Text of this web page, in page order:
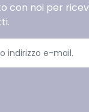
con noi per